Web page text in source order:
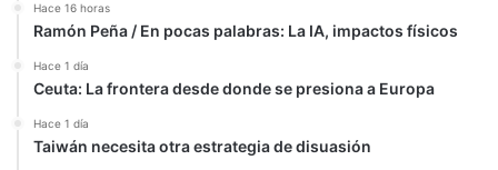
Hace 16 horas
Ramón Peña / En pocas palabras: La IA, impactos físicos
Hace 1 día
Ceuta: La frontera desde donde se presiona a Europa
Hace 1 día
Taiwán necesita otra estrategia de disuasión